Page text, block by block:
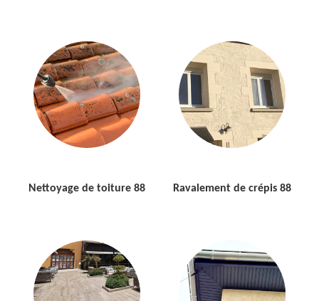
Nettoyage de toiture 88 Ravalement de crépis 88